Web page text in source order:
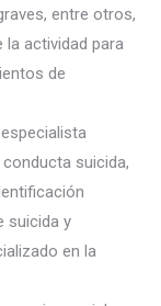
entre otros,
actividad para
de
suicida,
suicida y
en la